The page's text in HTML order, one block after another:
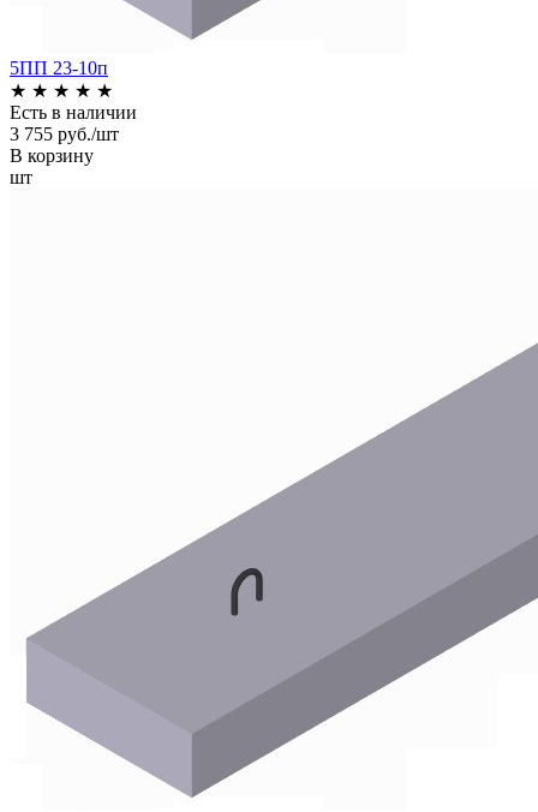
5ПП 23-10п
★ ★ ★ ★ ★
Есть в наличии
3 755 руб./шт
В корзину
шт